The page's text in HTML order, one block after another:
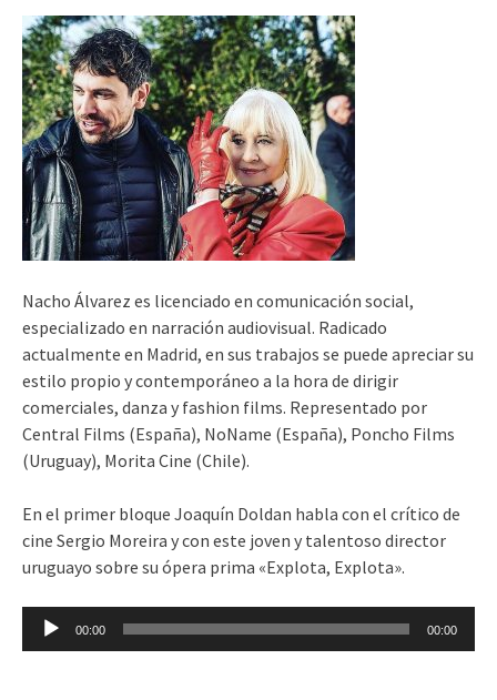
Nacho Álvarez es licenciado en comunicación social,
especializado en narración audiovisual. Radicado
actualmente en Madrid, en sus trabajos se puede apreciar su
estilo propio y contemporáneo a la hora de dirigir
comerciales, danza y fashion films. Representado por
Central Films (España), NoName (España), Poncho Films
(Uruguay), Morita Cine (Chile).
En el primer bloque Joaquín Doldan habla con el crítico de
cine Sergio Moreira y con este joven y talentoso director
uruguayo sobre su ópera prima «Explota, Explota».
Reproductor
00:00 00:00